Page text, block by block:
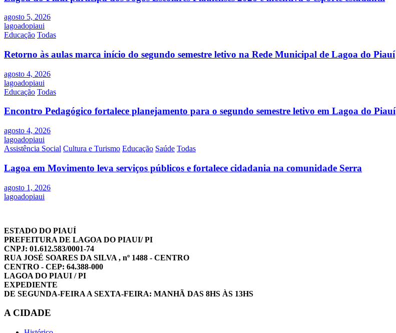
agosto 5, 2026
lagoadopiaui
Educação Todas
Retorno às aulas marca início do segundo semestre letivo na Rede Municipal de Lagoa do Piauí
agosto 4, 2026
lagoadopiaui
Educação Todas
Encontro Pedagógico fortalece planejamento para o segundo semestre letivo em Lagoa do Piauí
agosto 4, 2026
lagoadopiaui
Assistência Social Cultura e Turismo Educação Saúde Todas
Lagoa em Movimento leva serviços públicos e fortalece cidadania na comunidade Serra
agosto 1, 2026
lagoadopiaui
ESTADO DO PIAUÍ
PREFEITURA DE LAGOA DO PIAUI/ PI
CNPJ: 01.612.583/0001-74
RUA JOSÉ SOARES DA SILVA , nº 1488 - CENTRO
CENTRO - CEP: 64.388-000
LAGOA DO PIAUI / PI
EXPEDIENTE
DE SEGUNDA-FEIRA A SEXTA-FEIRA: MANHÃ DAS 8HS ÀS 13HS
A CIDADE